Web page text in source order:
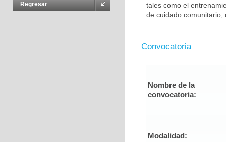
Regresar
tales como el
de cuidado
Convocatoria
Nombre de la
convocatoria:
Modalidad: